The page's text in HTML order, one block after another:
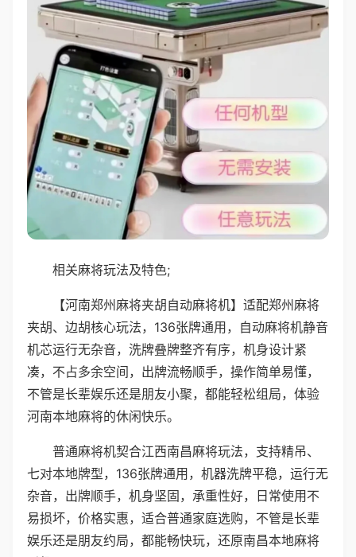
相关麻将玩法及特色;
【河南郑州麻将夹胡自动麻将机】适配郑州麻将
夹胡、边胡核心玩法，136张牌通用，自动麻将机静音
机芯运行无杂音，洗牌叠牌整齐有序，机身设计紧
凑，不占多余空间，出牌流畅顺手，操作简单易懂，
不管是长辈娱乐还是朋友小聚，都能轻松组局，体验
河南本地麻将的休闲快乐。
普通麻将机契合江西南昌麻将玩法，支持精吊、
七对本地牌型，136张牌通用，机器洗牌平稳，运行无
杂音，出牌顺手，机身坚固，承重性好，日常使用不
易损坏，价格实惠，适合普通家庭选购，不管是长辈
娱乐还是朋友约局，都能畅快玩，还原南昌本地麻将